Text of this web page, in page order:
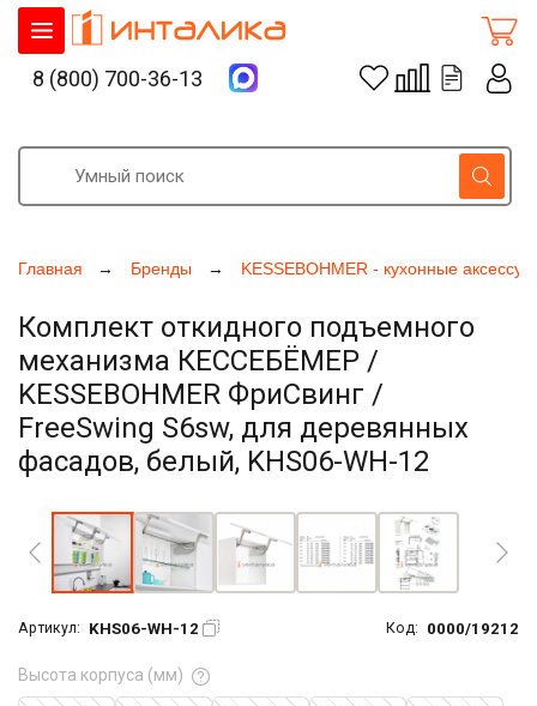
Главная Бренды KESSEBOHMER - кухонные
Комплект откидного подъемного
механизма КЕССЕБЁМЕР /
KESSEBOHMER ФриСвинг /
FreeSwing S6sw, для деревянных
фасадов, белый, KHS06-WH-12
Артикул: KHS06-WH-12 Код: 0000/19212
Высота корпуса (мм)
8 (800) 700-36-13